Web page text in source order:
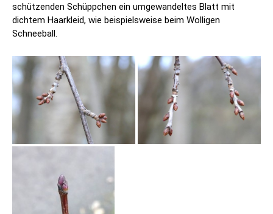
schützenden Schüppchen ein umgewandeltes Blatt mit
dichtem Haarkleid, wie beispielsweise beim Wolligen
Schneeball.